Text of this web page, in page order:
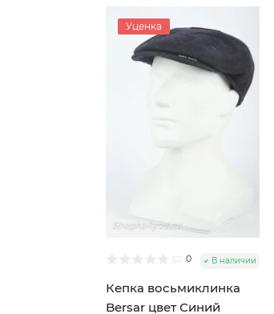
Уценка
0 В наличии
Кепка восьмиклинка
Bersar цвет Синий